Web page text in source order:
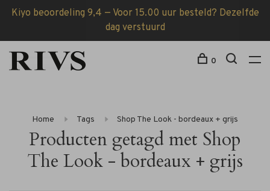
Kiyo beoordeling 9,4 — Voor 15.00 uur besteld? Dezelfde
dag verstuurd
0
Home Tags Shop The Look - bordeaux + grijs
Producten getagd met Shop
The Look - bordeaux + grijs